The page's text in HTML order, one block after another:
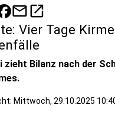
mailopen_in_new
Vier Tage
zieht Bilanz nach der
Mittwoch, 29.10.2025